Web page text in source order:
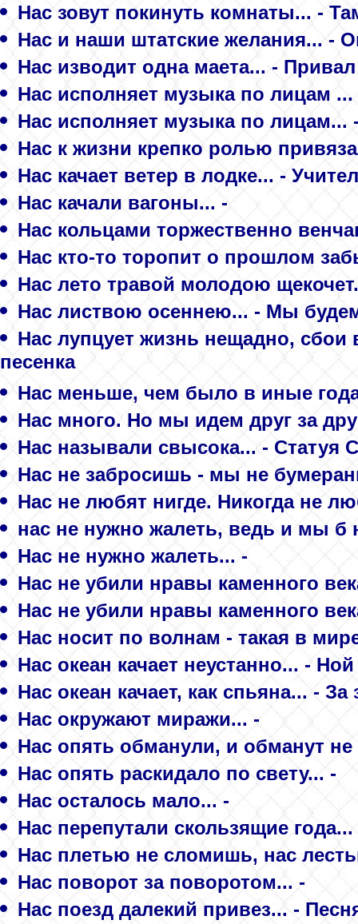
Нас зовут покинуть комнаты... -
Нас и наши штатские желания... -
Нас изводит одна маета... -
Нас исполняет музыка по лицам ...
Нас исполняет музыка по
Нас к жизни крепко ролью
Нас качает ветер в лодке... -
Нас качали вагоны... -
Нас кольцами торжественно
Нас кто-то торопит о прошлом
Нас лето травой молодою
Нас листвою осеннею... - Мы
Нас лупцует жизнь нещадно, сбои
песенка
Нас меньше, чем было в иные
Нас много. Но мы идем друг за
Нас называли свысока... - Статуя
Нас не забросишь - мы не
Нас не любят нигде. Никогда не
нас не нужно жалеть, ведь и мы б
Нас не нужно жалеть... -
Нас не убили нравы каменного
Нас не убили нравы каменного
Нас носит по волнам - такая в
Нас океан качает неустанно... - Ной
Нас океан качает, как спьяна... -
Нас окружают миражи... -
Нас опять обманули, и обманут
Нас опять раскидало по свету... -
Нас осталось мало... -
Нас перепутали скользящие года...
Нас плетью не сломишь, нас
Нас поворот за поворотом... -
Нас поезд далекий привез... -